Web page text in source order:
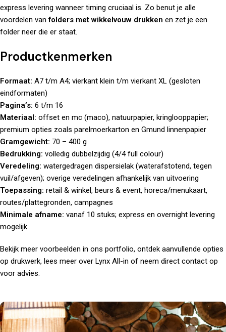
express levering wanneer timing cruciaal is. Zo benut je alle
voordelen vanfolders met wikkelvouw drukken en zet je een
folder neer die er staat.
Productkenmerken
Formaat: A7 t/m A4; vierkant klein t/m vierkant XL (gesloten
eindformaten)
Pagina’s: 6 t/m 16
Materiaal: offset en mc (maco), natuurpapier, kringlooppapier;
premium opties zoals parelmoerkarton en Gmund linnenpapier
Gramgewicht: 70 – 400 g
Bedrukking: volledig dubbelzijdig (4/4 full colour)
Veredeling: watergedragen dispersielak (waterafstotend, tegen
vuil/afgeven); overige veredelingen afhankelijk van uitvoering
Toepassing: retail & winkel, beurs & event, horeca/menukaart,
routes/plattegronden, campagnes
Minimale afname: vanaf 10 stuks; express en overnight levering
mogelijk
Bekijk meer voorbeelden in ons portfolio, ontdek aanvullende opties
op drukwerk, lees meer over Lynx All-in of neem direct contact op
voor advies.